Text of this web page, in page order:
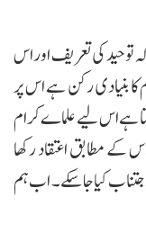
توحید کی تعریف اور اس
بنیادی رکن ہے اس پر
ہے اس لیے علماے کرام
کے مطابق اعتقاد رکھا
کیا جا سکے۔ اب ہم